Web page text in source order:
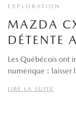
EXPLORATION
MAZDA
DÉTENTE
Les Québécois ont
numérique : laisser
LIRE LA SUITE